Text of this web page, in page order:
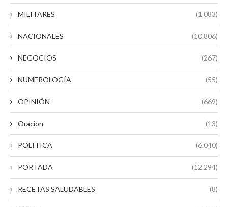
MILITARES (1.083)
NACIONALES (10.806)
NEGOCIOS (267)
NUMEROLOGÍA (55)
OPINIÓN (669)
Oracion (13)
POLITICA (6.040)
PORTADA (12.294)
RECETAS SALUDABLES (8)